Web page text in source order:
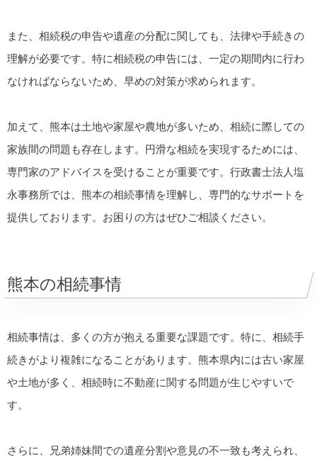
また、相続税の申告や遺産の分配に関しても、法律や手続きの
理解が必要です。特に相続税の申告には、一定の期間内に行わ
なければならないため、早めの対策が求められます。
加えて、熊本は土地や家屋や農地が多いため、相続に際しての
家族間の問題も存在します。円滑な相続を実現するためには、
専門家のアドバイスを受けることが重要です。行政書士法人塩
永事務所では、熊本の相続事情を理解し、専門的なサポートを
提供しております。お困りの方はぜひご相談ください。
熊本の相続事情
相続事情は、多くの方が抱える重要な課題です。特に、相続手
続きがより複雑になることがあります。熊本県内には古い家屋
や土地が多く、相続時に不動産に関する問題が生じやすいで
す。
さらに、兄弟姉妹間での遺産分割や意見の不一致も考えられ、